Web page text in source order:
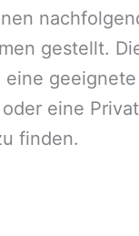
gestellt.
eine
eine
finden.